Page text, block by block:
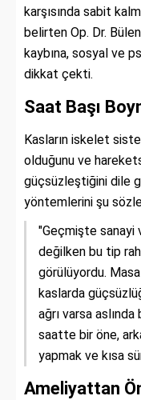
karşısında sabit
belirten Op. Dr.
kaybına, sosyal ve
dikkat çekti.
Saat Başı
Kasların iskelet
olduğunu ve
güçsüzleştiğini dile
yöntemlerini şu
"Geçmişte sanayi
değilken bu tip
görülüyordu.
kaslarda
ağrı varsa
saatte bir öne,
yapmak ve kısa
Ameliyattan